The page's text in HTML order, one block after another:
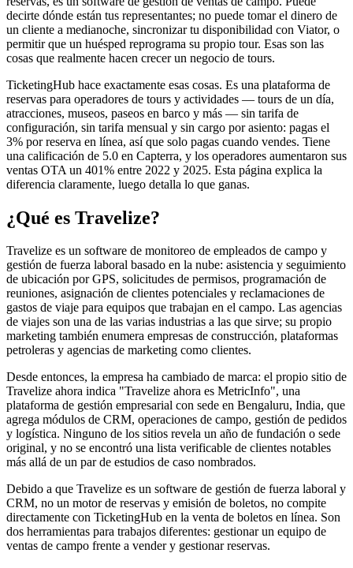
decirte dónde están tus representantes; no puede tomar el dinero de
un cliente a medianoche, sincronizar tu disponibilidad con Viator, o
permitir que un huésped reprograma su propio tour. Esas son las
cosas que realmente hacen crecer un negocio de tours.
TicketingHub hace exactamente esas cosas. Es una plataforma de
reservas para operadores de tours y actividades — tours de un día,
atracciones, museos, paseos en barco y más — sin tarifa de
configuración, sin tarifa mensual y sin cargo por asiento: pagas el
3% por reserva en línea, así que solo pagas cuando vendes. Tiene
una calificación de 5.0 en Capterra, y los operadores aumentaron sus
ventas OTA un 401% entre 2022 y 2025. Esta página explica la
diferencia claramente, luego detalla lo que ganas.
¿Qué es Travelize?
Travelize es un software de monitoreo de empleados de campo y
gestión de fuerza laboral basado en la nube: asistencia y seguimiento
de ubicación por GPS, solicitudes de permisos, programación de
reuniones, asignación de clientes potenciales y reclamaciones de
gastos de viaje para equipos que trabajan en el campo. Las agencias
de viajes son una de las varias industrias a las que sirve; su propio
marketing también enumera empresas de construcción, plataformas
petroleras y agencias de marketing como clientes.
Desde entonces, la empresa ha cambiado de marca: el propio sitio de
Travelize ahora indica "Travelize ahora es MetricInfo", una
plataforma de gestión empresarial con sede en Bengaluru, India, que
agrega módulos de CRM, operaciones de campo, gestión de pedidos
y logística. Ninguno de los sitios revela un año de fundación o sede
original, y no se encontró una lista verificable de clientes notables
más allá de un par de estudios de caso nombrados.
Debido a que Travelize es un software de gestión de fuerza laboral y
CRM, no un motor de reservas y emisión de boletos, no compite
directamente con TicketingHub en la venta de boletos en línea. Son
dos herramientas para trabajos diferentes: gestionar un equipo de
ventas de campo frente a vender y gestionar reservas.